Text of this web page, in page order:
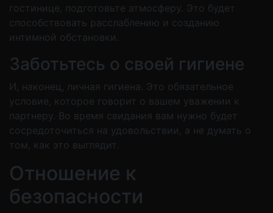
гостинице, подготовьте атмосферу. Это будет
способствовать расслаблению и созданию
интимной обстановки.
Заботьтесь о своей гигиене
И, наконец, личная гигиена. Это обязательное
условие, которое говорит о вашем уважении к
партнеру. Во время свидания вам нужно будет
сосредоточиться на удовольствии, а не думать о
том, как это выглядит.
Отношение к
безопасности